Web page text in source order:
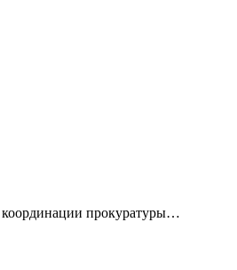
координации прокуратуры…